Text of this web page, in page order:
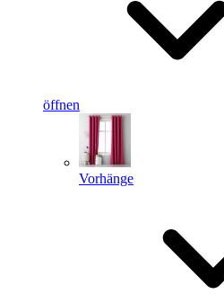
öffnen
Vorhänge